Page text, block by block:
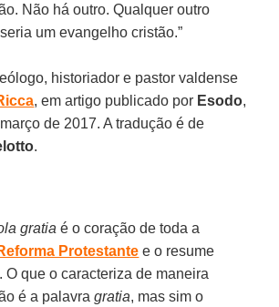
Não há outro. Qualquer outro
um evangelho cristão.”
historiador e pastor valdense
, em artigo publicado por Esodo,
de 2017. A tradução é de
.
gratia é o coração de toda a
Protestante e o resume
O que o caracteriza de maneira
é a palavragratia, mas sim o